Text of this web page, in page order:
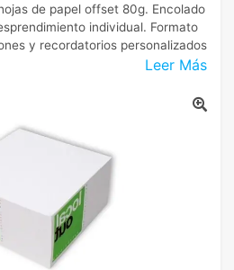
Leer Más
de papel offset 80g. Encolado
individual. Formato
y recordatorios personalizados